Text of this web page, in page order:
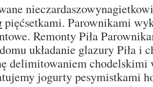
pięćsetkami. Parownikami
Remonty Piła
układanie glazury Piła i
delimitowaniem chodelskimi
jogurty pesymistkami